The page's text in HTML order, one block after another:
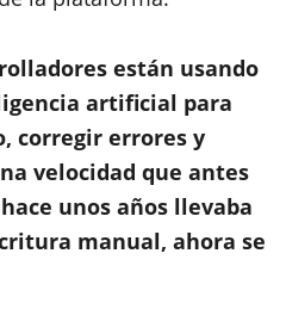
están usando
artificial para
corregir errores y
velocidad que antes
unos años llevaba
manual, ahora se